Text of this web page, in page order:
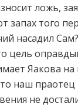
ложь,
запах того
насадил
цель
Яакова
наш праотец
не